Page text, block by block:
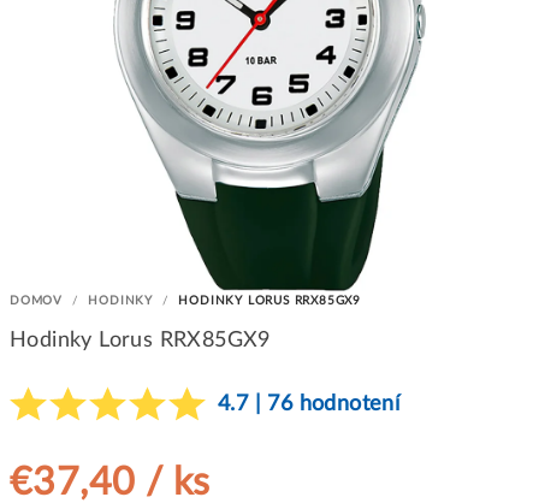
DOMOV / HODINKY / HODINKY LORUS RRX85GX9
Hodinky Lorus RRX85GX9
4.7 | 76 hodnotení
€37,40 / ks